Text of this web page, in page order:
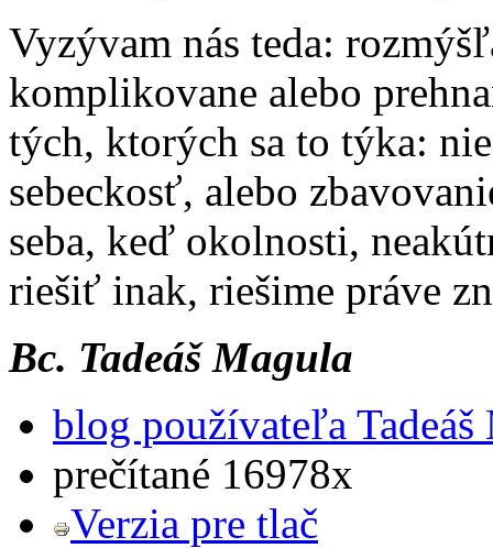
Vyzývam nás teda:
komplikovane alebo
tých, ktorých sa to týka:
sebeckosť, alebo
seba, keď okolnosti,
riešiť inak, riešime práve
Bc. Tadeáš Magula
blog používateľa Tadeáš
prečítané 16978x
Verzia pre tlač